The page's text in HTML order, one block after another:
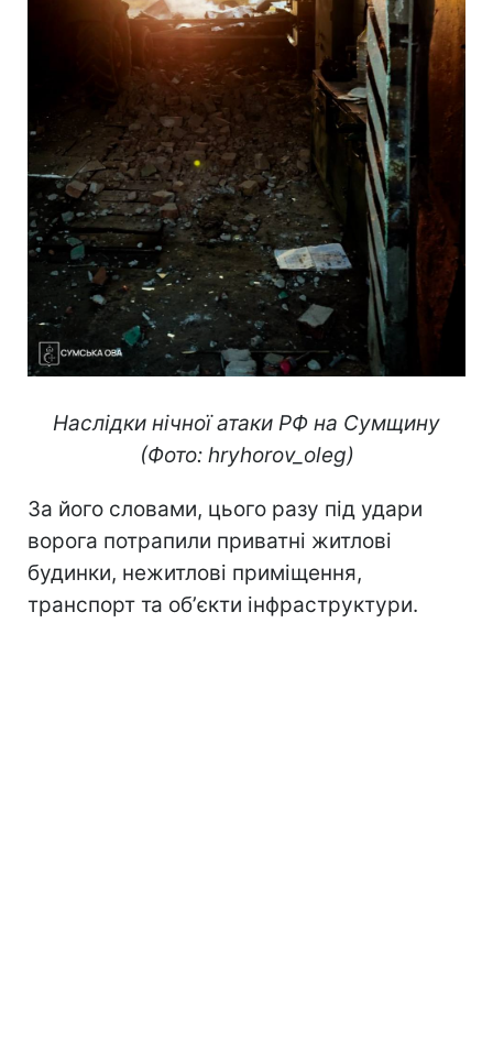
Наслідки нічної атаки РФ на Сумщину
(Фото: hryhorov_oleg)
За його словами, цього разу під удари
ворога потрапили приватні житлові
будинки, нежитлові приміщення,
транспорт та обʼєкти інфраструктури.